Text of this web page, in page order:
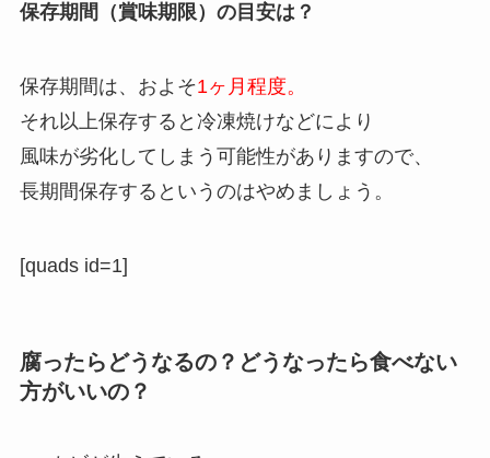
保存期間（賞味期限）の目安は？
保存期間は、およそ1ヶ月程度。
それ以上保存すると冷凍焼けなどにより
風味が劣化してしまう可能性がありますので、
長期間保存するというのはやめましょう。
[quads id=1]
腐ったらどうなるの？どうなったら食べない
方がいいの？